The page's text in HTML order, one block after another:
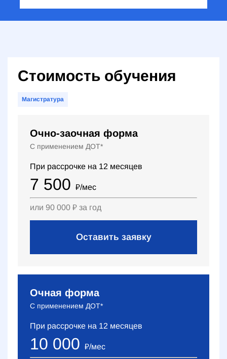
Стоимость обучения
Магистратура
Очно-заочная форма
С применением ДОТ*
При рассрочке на 12 месяцев
7 500 ₽/мес
или 90 000 ₽ за год
Оставить заявку
Очная форма
С применением ДОТ*
При рассрочке на 12 месяцев
10 000 ₽/мес